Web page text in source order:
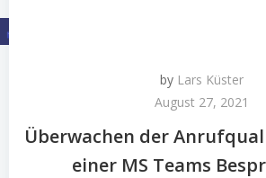
by Lars Küster
August 27, 2021
Überwachen der
einer MS Teams